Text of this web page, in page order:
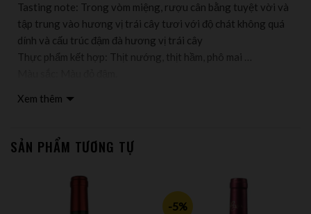
Tasting note: Trong vòm miệng, rượu cân bằng tuyệt vời và
tập trung vào hương vị trái cây tươi với độ chát không quá
dính và cấu trúc đậm đà hương vị trái cây
Thực phẩm kết hợp: Thịt nướng, thịt hầm, phô mai …
Dordogne. Khu vực đất đá vôi. Mật độ trung bình: 5500 gốc
Quy trình làm vang: Nho được trồng theo phương pháp
nông nghiệp bền vững. Các trái nho được chọn lựa trước khi
đưa và ủ. Quá trình lên men được thực hiện trong các bồn
Xem thêm
SẢN PHẨM TƯƠNG TỰ
-5%